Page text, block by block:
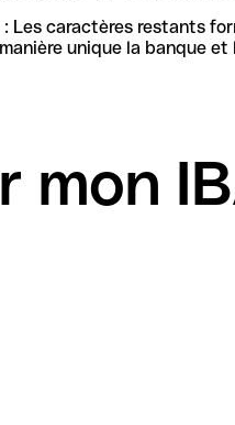
Les caractères restants
mon